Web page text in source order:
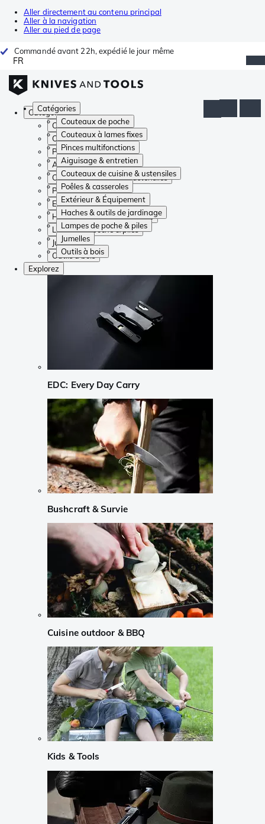
Aller directement au contenu principal
Aller à la navigation
Aller au pied de page
Commandé avant 22h, expédié le jour même
FR
Catégories
Couteaux de poche
Couteaux à lames fixes
Pinces multifonctions
Aiguisage & entretien
Couteaux de cuisine & ustensiles
Poêles & casseroles
Extérieur & Équipement
Haches & outils de jardinage
Lampes de poche & piles
Jumelles
Outils à bois
Catégories
Couteaux de poche
Couteaux à lames fixes
Pinces multifonctions
Aiguisage & entretien
Couteaux de cuisine & ustensiles
Poêles & casseroles
Extérieur & Équipement
Haches & outils de jardinage
Lampes de poche & piles
Jumelles
Outils à bois
Explorez
EDC: Every Day Carry
Bushcraft & Survie
Cuisine outdoor & BBQ
Kids & Tools